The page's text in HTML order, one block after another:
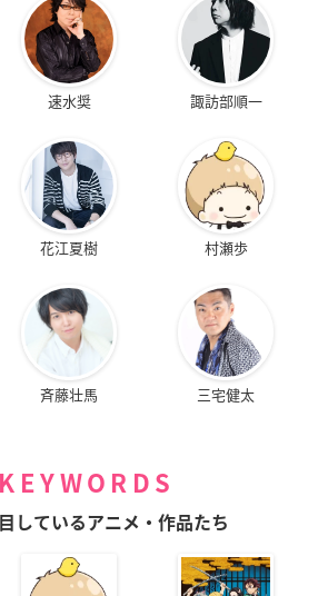
速水奨 諏訪部順一
花江夏樹 村瀬歩
斉藤壮馬 三宅健太
KEYWORDS
しているアニメ・作品たち